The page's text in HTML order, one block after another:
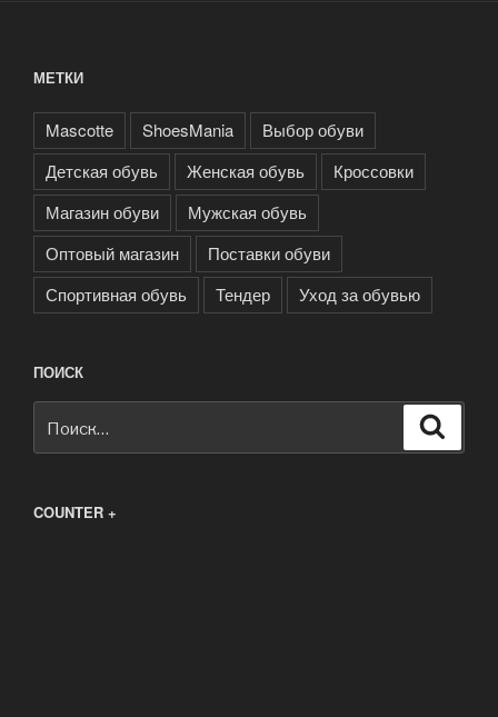
МЕТКИ
Mascotte ShoesMania
Выбор обуви
Детская обувь
Женская обувь
Кроссовки
Магазин обуви
Мужская обувь
Оптовый магазин
Поставки обуви
Спортивная обувь
Тендер Уход за обувью
ПОИСК
COUNTER +